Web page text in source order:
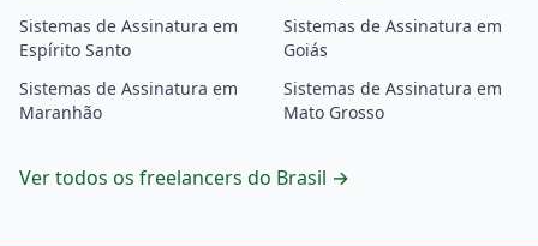
Sistemas de Assinatura em
Espírito Santo
Sistemas de Assinatura em
Goiás
Sistemas de Assinatura em
Maranhão
Sistemas de Assinatura em
Mato Grosso
Ver todos os freelancers do Brasil →